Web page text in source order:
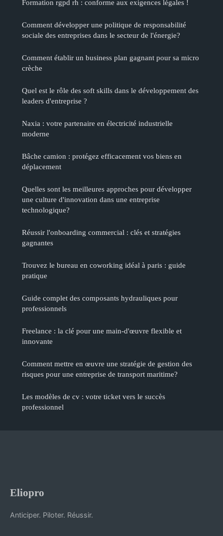
Formation rgpd rh : conforme aux exigences légales !
Comment développer une politique de responsabilité
sociale des entreprises dans le secteur de l'énergie?
Comment établir un business plan gagnant pour sa micro
crèche
Quel est le rôle des soft skills dans le développement des
leaders d'entreprise ?
Naxia : votre partenaire en électricité industrielle
moderne
Bâche camion : protégez efficacement vos biens en
déplacement
Quelles sont les meilleures approches pour développer
une culture d'innovation dans une entreprise
technologique?
Réussir l'onboarding commercial : clés et stratégies
gagnantes
Trouvez le bureau en coworking idéal à paris : guide
pratique
Guide complet des composants hydrauliques pour
professionnels
Freelance : la clé pour une main-d'œuvre flexible et
innovante
Comment mettre en œuvre une stratégie de gestion des
risques pour une entreprise de transport maritime?
Les modèles de cv : votre ticket vers le succès
professionnel
Eliopro
Anticiper. Piloter. Réussir.